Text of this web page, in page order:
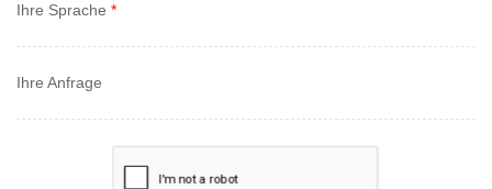
Ihre Sprache *
Ihre Anfrage